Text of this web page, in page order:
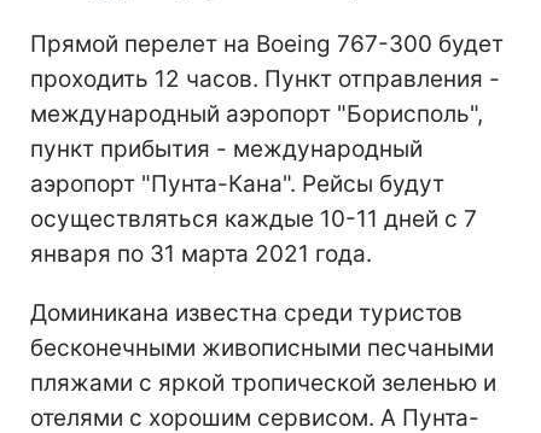
Прямой перелет на Boeing 767-300 будет
проходить 12 часов. Пункт отправления -
международный аэропорт "Борисполь",
пункт прибытия - международный
аэропорт "Пунта-Кана". Рейсы будут
осуществляться каждые 10-11 дней с 7
января по 31 марта 2021 года.
Доминикана известна среди туристов
бесконечными живописными песчаными
пляжами с яркой тропической зеленью и
отелями с хорошим сервисом. А Пунта-